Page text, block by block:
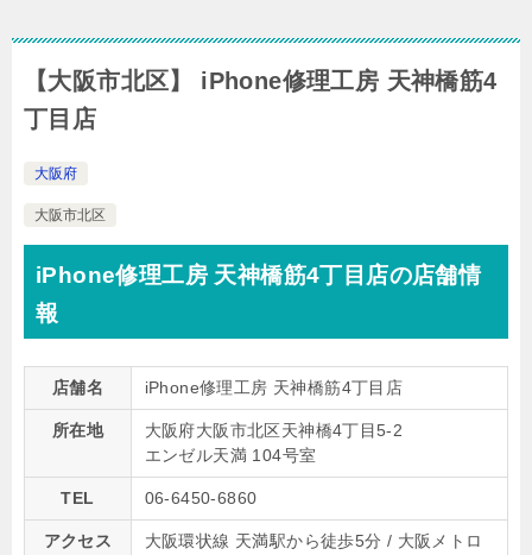
【大阪市北区】 iPhone修理工房 天神橋筋4
丁目店
大阪府
大阪市北区
iPhone修理工房 天神橋筋4丁目店の店舗情
報
店舗名 iPhone修理工房 天神橋筋4丁目店
所在地
大阪府大阪市北区天神橋4丁目5-2
エンゼル天満 104号室
TEL 06-6450-6860
アクセス
大阪環状線 天満駅から徒歩5分 / 大阪メトロ